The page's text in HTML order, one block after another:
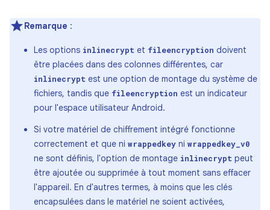
Remarque :
Les options inlinecrypt et fileencryption doivent
être placées dans des colonnes différentes, car
inlinecrypt est une option de montage du système de
fichiers, tandis que fileencryption est un indicateur
pour l'espace utilisateur Android.
Si votre matériel de chiffrement intégré fonctionne
correctement et que ni wrappedkey ni wrappedkey_v0
ne sont définis, l'option de montage inlinecrypt peut
être ajoutée ou supprimée à tout moment sans effacer
l'appareil. En d'autres termes, à moins que les clés
encapsulées dans le matériel ne soient activées,